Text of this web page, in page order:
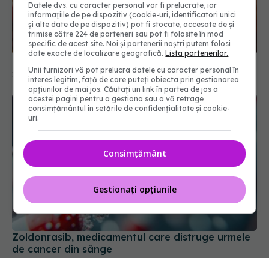
Terapia care blochează colesterolul rău
16 apr 2026, 08:38
Zoldonrasib, medicamentul care distruge urmele
de cancer din sânge
Datele dvs. cu caracter personal vor fi prelucrate, iar
informațiile de pe dispozitiv (cookie-uri, identificatori unici
și alte date de pe dispozitiv) pot fi stocate, accesate de și
trimise către 224 de parteneri sau pot fi folosite în mod
specific de acest site. Noi și partenerii noștri putem folosi
date exacte de localizare geografică.Lista partenerilor.
Unii furnizori vă pot prelucra datele cu caracter personal în
interes legitim, față de care puteți obiecta prin gestionarea
opțiunilor de mai jos. Căutați un link în partea de jos a
acestei pagini pentru a gestiona sau a vă retrage
consimțământul în setările de confidențialitate și cookie-
uri.
Consimțământ
Gestionați opțiunile